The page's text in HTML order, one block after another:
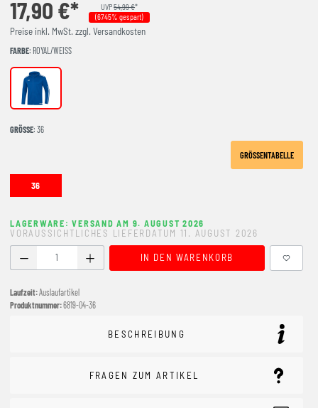
17,90 €* UVP54,99 €*
(67.45% gespart)
Preise inkl. MwSt. zzgl. Versandkosten
FARBE: ROYAL/WEISS
royal/weiß
GRÖSSE : 36
GRÖSSENTABELLE
36
LAGERWARE: VERSAND AM 9. AUGUST 2026
VORAUSSICHTLICHES LIEFERDATUM 11. AUGUST 2026
Produkt Anzahl: Gib den gewünschten Wert ein oder
IN DEN WARENKORB
Laufzeit:Auslaufartikel
Produktnummer:6819-04-36
BESCHREIBUNG
FRAGEN ZUM ARTIKEL